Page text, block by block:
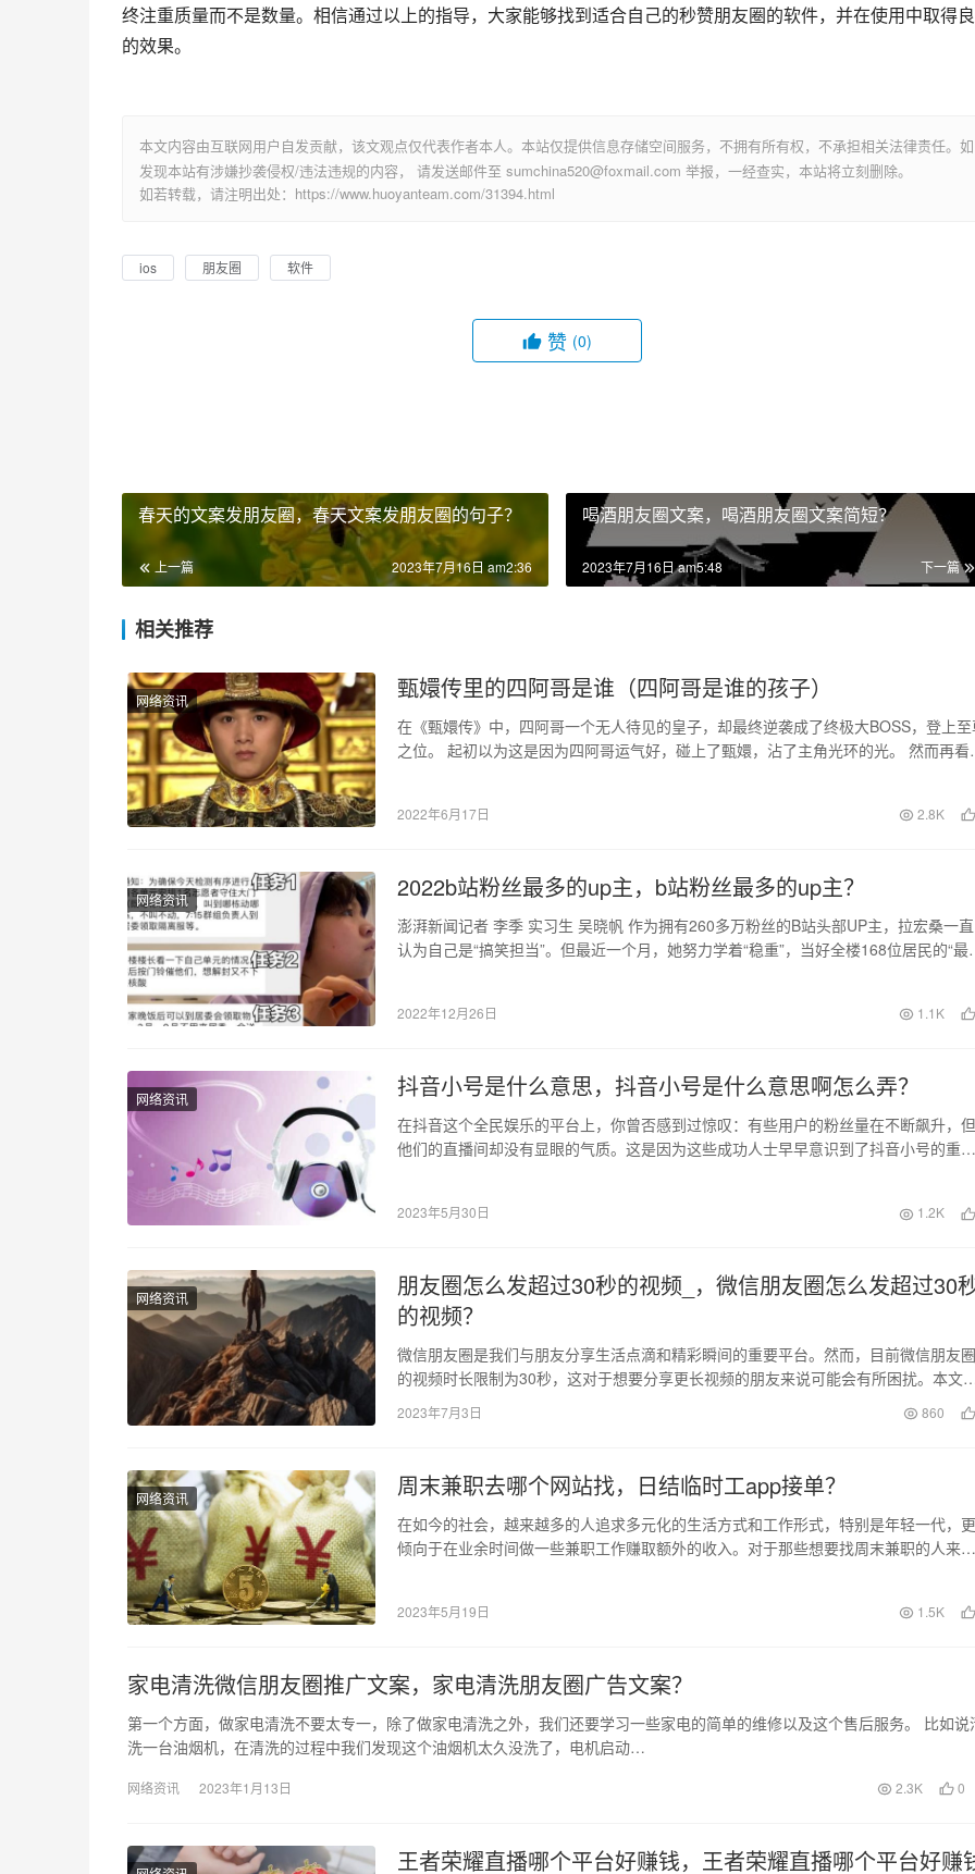
终注重质量而不是数量。相信通过以上的指导，大家能够找到适合自己的秒赞朋友圈的软件，并在使用中取得
的效果。
本文内容由互联网用户自发贡献，该文观点仅代表作者本人。本站仅提供信息存储空间服务，不拥有所有权，不承担相关法律责任。如
发现本站有涉嫌抄袭侵权/违法违规的内容， 请发送邮件至 sumchina520@foxmail.com 举报，一经查实，本站将立刻删除。
如若转载，请注明出处：https://www.huoyanteam.com/31394.html
ios 朋友圈 软件
赞 (0)
春天的文案发朋友圈，春天文案发朋友圈的句子？
上一篇 2023年7月16日 am2:36
喝酒朋友圈文案，喝酒朋友圈文案简短？
下一篇
2023年7月16日 am5:48
相关推荐
网络资讯 甄嬛传里的四阿哥是谁（四阿哥是谁的孩子）
在《甄嬛传》中，四阿哥一个无人待见的皇子，却最终逆袭成了终极大BOSS，登上至
之位。 起初以为这是因为四阿哥运气好，碰上了甄嬛，沾了主角光环的光。 然而再看
2022年6月17日 2.8K
网络资讯 2022b站粉丝最多的up主，b站粉丝最多的up主？
澎湃新闻记者 李季 实习生 吴晓帆 作为拥有260多万粉丝的B站头部UP主，拉宏桑一直
认为自己是“搞笑担当”。但最近一个月，她努力学着“稳重”，当好全楼168位居民的“最
2022年12月26日 1.1K
网络资讯 抖音小号是什么意思，抖音小号是什么意思啊怎么弄？
在抖音这个全民娱乐的平台上，你曾否感到过惊叹：有些用户的粉丝量在不断飙升，但
他们的直播间却没有显眼的气质。这是因为这些成功人士早早意识到了抖音小号的重要
2023年5月30日 1.2K
网络资讯
朋友圈怎么发超过30秒的视频_，微信朋友圈怎么发超过30
的视频？
微信朋友圈是我们与朋友分享生活点滴和精彩瞬间的重要平台。然而，目前微信朋友圈
的视频时长限制为30秒，这对于想要分享更长视频的朋友来说可能会有所困扰。本文
向大家介绍几种方法，帮助你…
2023年7月3日 860
网络资讯 周末兼职去哪个网站找，日结临时工app接单？
在如今的社会，越来越多的人追求多元化的生活方式和工作形式，特别是年轻一代，更
倾向于在业余时间做一些兼职工作赚取额外的收入。对于那些想要找周末兼职的人来
2023年5月19日 1.5K
家电清洗微信朋友圈推广文案，家电清洗朋友圈广告文案？
第一个方面，做家电清洗不要太专一，除了做家电清洗之外，我们还要学习一些家电的简单的维修以及这个售后服务。 比如说
洗一台油烟机，在清洗的过程中我们发现这个油烟机太久没洗了，电机启动…
网络资讯 2023年1月13日 2.3K 0
王者荣耀直播哪个平台好赚钱，王者荣耀直播哪个平台好赚